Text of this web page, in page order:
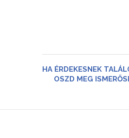
HA ÉRDEKESNEK
OSZD MEG